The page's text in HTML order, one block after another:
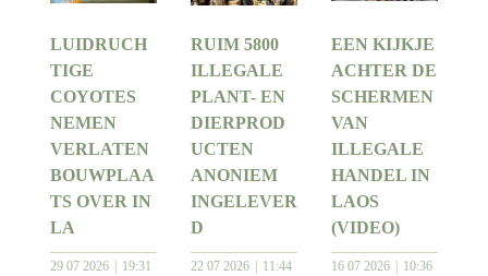
LUIDRUCH
TIGE
COYOTES
NEMEN
VERLATEN
BOUWPLAA
TS OVER IN
LA
29 07 2026 19:31
RUIM 5800
ILLEGALE
PLANT- EN
DIERPROD
UCTEN
ANONIEM
INGELEVER
D
22 07 2026 11:44
EEN KIJKJE
ACHTER DE
SCHERMEN
VAN
ILLEGALE
HANDEL IN
LAOS
(VIDEO)
16 07 2026 10:36